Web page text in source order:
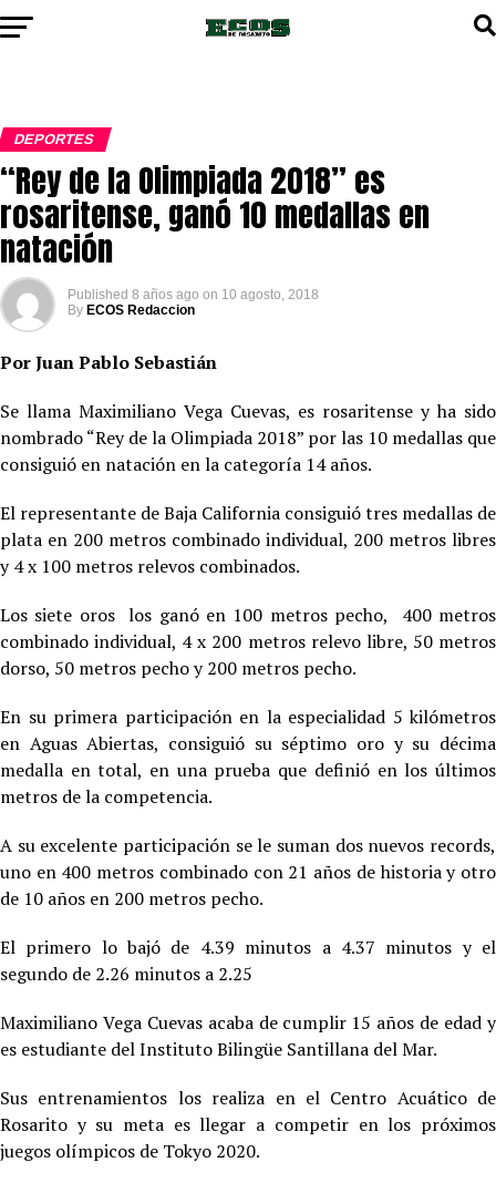
DEPORTES
“Rey de la Olimpiada 2018” es
rosaritense, ganó 10 medallas en
natación
Published 8 años ago on 10 agosto, 2018
By ECOS Redaccion
Por Juan Pablo Sebastián
Se llama Maximiliano Vega Cuevas, es rosaritense y ha sido
nombrado “Rey de la Olimpiada 2018” por las 10 medallas que
consiguió en natación en la categoría 14 años.
El representante de Baja California consiguió tres medallas de
plata en 200 metros combinado individual, 200 metros libres
y 4 x 100 metros relevos combinados.
Los siete oros los ganó en 100 metros pecho, 400 metros
combinado individual, 4 x 200 metros relevo libre, 50 metros
dorso, 50 metros pecho y 200 metros pecho.
En su primera participación en la especialidad 5 kilómetros
en Aguas Abiertas, consiguió su séptimo oro y su décima
medalla en total, en una prueba que definió en los últimos
metros de la competencia.
A su excelente participación se le suman dos nuevos records,
uno en 400 metros combinado con 21 años de historia y otro
de 10 años en 200 metros pecho.
El primero lo bajó de 4.39 minutos a 4.37 minutos y el
segundo de 2.26 minutos a 2.25
Maximiliano Vega Cuevas acaba de cumplir 15 años de edad y
es estudiante del Instituto Bilingüe Santillana del Mar.
Sus entrenamientos los realiza en el Centro Acuático de
Rosarito y su meta es llegar a competir en los próximos
juegos olímpicos de Tokyo 2020.